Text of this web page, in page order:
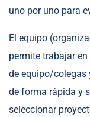
uno por uno para
El equipo
permite trabajar
de equipo/colegas
de forma rápida y
seleccionar